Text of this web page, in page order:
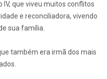
que viveu muitos conflitos
e reconciliadora, vivendo
sua família.
também era irmã dos mais